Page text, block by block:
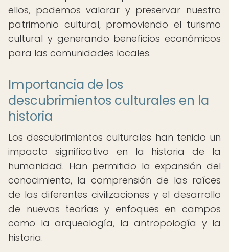
ellos, podemos valorar y preservar nuestro
patrimonio cultural, promoviendo el turismo
cultural y generando beneficios económicos
para las comunidades locales.
Importancia de los
descubrimientos culturales en la
historia
Los descubrimientos culturales han tenido un
impacto significativo en la historia de la
humanidad. Han permitido la expansión del
conocimiento, la comprensión de las raíces
de las diferentes civilizaciones y el desarrollo
de nuevas teorías y enfoques en campos
como la arqueología, la antropología y la
historia.